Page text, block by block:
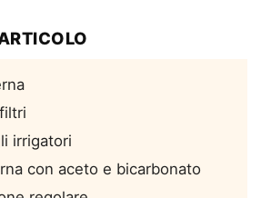
irrigatori
con aceto e bicarbonato